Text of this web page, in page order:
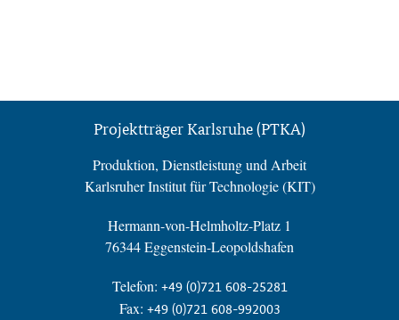
Projektträger Karlsruhe (PTKA)
Produktion, Dienstleistung und Arbeit
Karlsruher Institut für Technologie (KIT)
Hermann-von-Helmholtz-Platz 1
76344 Eggenstein-Leopoldshafen
Telefon: +49 (0)721 608-25281
Fax: +49 (0)721 608-992003